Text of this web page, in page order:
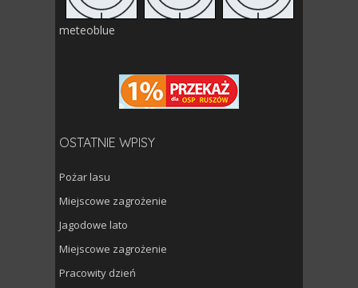
meteoblue
OSTATNIE WPISY
Pożar lasu
Miejscowe zagrożenie
Jagodowe lato
Miejscowe zagrożenie
Pracowity dzień